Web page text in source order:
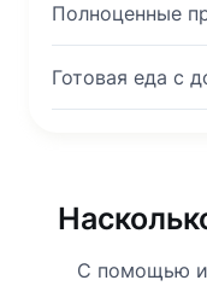
Полноценные
Готовая еда с
С помощью